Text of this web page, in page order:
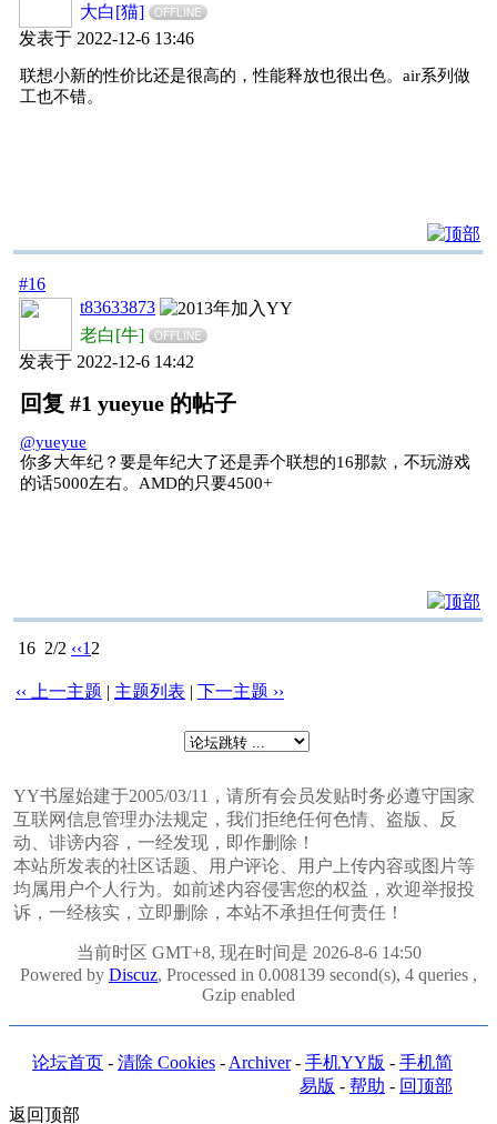
大白[猫]
OFFLINE
发表于 2022-12-6 13:46
联想小新的性价比还是很高的，性能释放也很出色。air系列做
工也不错。
#16
t83633873
老白[牛]
OFFLINE
发表于 2022-12-6 14:42
回复 #1 yueyue 的帖子
@yueyue
你多大年纪？要是年纪大了还是弄个联想的16那款，不玩游戏
的话5000左右。AMD的只要4500+
16 2/2 ‹‹1 2
‹‹ 上一主题 | 主题列表 | 下一主题 ››
YY书屋始建于2005/03/11，请所有会员发贴时务必遵守国家
互联网信息管理办法规定，我们拒绝任何色情、盗版、反
动、诽谤内容，一经发现，即作删除！
本站所发表的社区话题、用户评论、用户上传内容或图片等
均属用户个人行为。如前述内容侵害您的权益，欢迎举报投
诉，一经核实，立即删除，本站不承担任何责任！
当前时区 GMT+8, 现在时间是 2026-8-6 14:50
Powered by Discuz, Processed in 0.008139 second(s), 4 queries ,
Gzip enabled
论坛首页 - 清除 Cookies - Archiver- 手机YY版 - 手机简
易版 - 帮助 - 回顶部
返回顶部